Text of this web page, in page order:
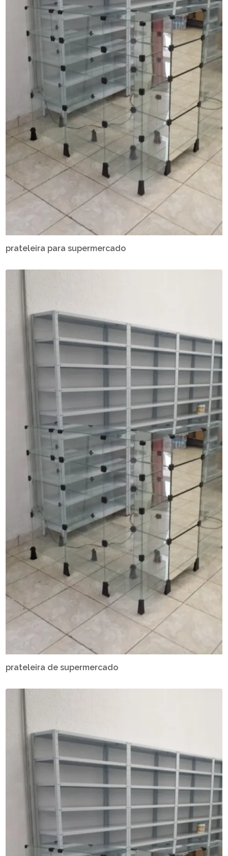
prateleira para supermercado
prateleira de supermercado